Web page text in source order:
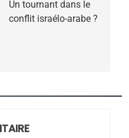
Un tournant dans le
conflit israélo-arabe ?
la plus
selon le
d’ADL contre
ET RÉSILIENTE :
par Thérèse